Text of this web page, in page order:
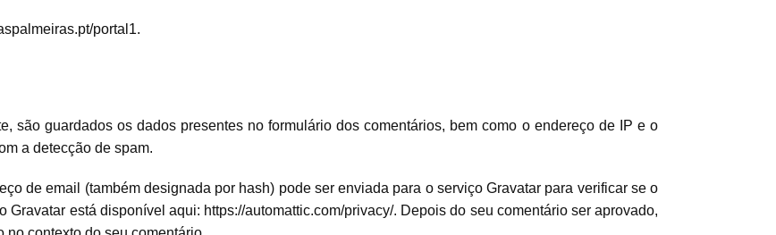
portal1.
são guardados os dados presentes no formulário dos comentários, bem como o endereço de IP e o
a detecção de spam.
de email (também designada por hash) pode ser enviada para o serviço Gravatar para verificar se o
Gravatar está disponível aqui: https://automattic.com/privacy/. Depois do seu comentário ser aprovado,